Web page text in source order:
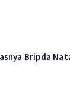
Bripda